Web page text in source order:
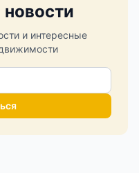
и интересные